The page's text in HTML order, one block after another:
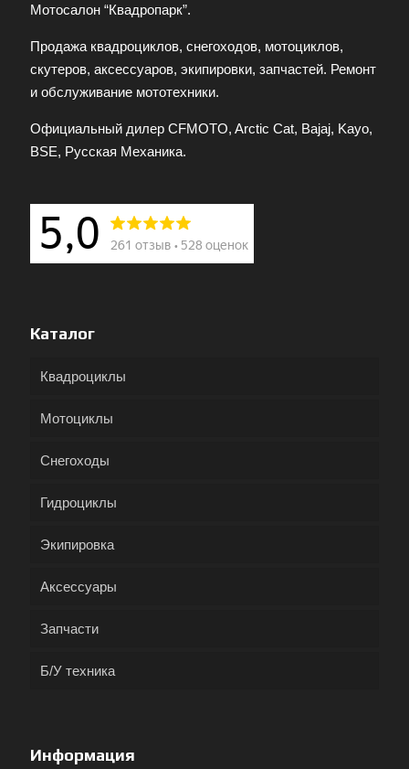
Мотосалон “Квадропарк”.
Продажа квадроциклов, снегоходов, мотоциклов,
скутеров, аксессуаров, экипировки, запчастей. Ремонт
и обслуживание мототехники.
Официальный дилер CFMOTO, Arctic Cat, Bajaj, Kayo,
BSE, Русская Механика.
Каталог
Квадроциклы
Мотоциклы
Снегоходы
Гидроциклы
Экипировка
Аксессуары
Запчасти
Б/У техника
Информация